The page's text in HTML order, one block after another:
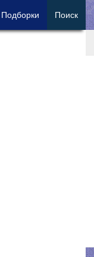
Подборки Поиск